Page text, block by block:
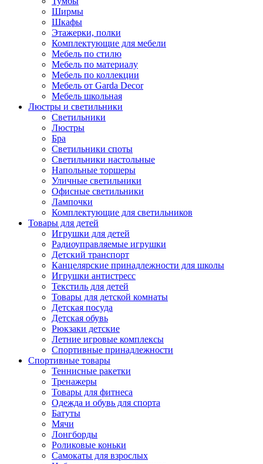
Ширмы
Шкафы
Этажерки, полки
Комплектующие для мебели
Мебель по стилю
Мебель по материалу
Мебель по коллекции
Мебель от Garda Decor
Мебель школьная
Люстры и светильники
Светильники
Люстры
Бра
Светильники споты
Светильники настольные
Напольные торшеры
Уличные светильники
Офисные светильники
Лампочки
Комплектующие для светильников
Товары для детей
Игрушки для детей
Радиоуправляемые игрушки
Детский транспорт
Канцелярские принадлежности для школы
Игрушки антистресс
Текстиль для детей
Товары для детской комнаты
Детская посуда
Детская обувь
Рюкзаки детские
Летние игровые комплексы
Спортивные принадлежности
Спортивные товары
Теннисные ракетки
Тренажеры
Товары для фитнеса
Одежда и обувь для спорта
Батуты
Мячи
Лонгборды
Роликовые коньки
Самокаты для взрослых